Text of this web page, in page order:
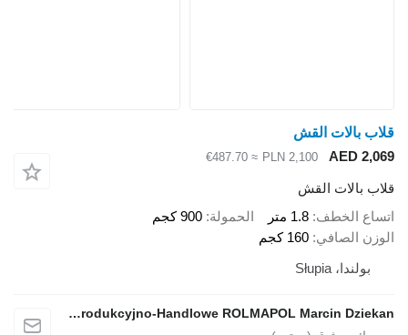
قلاب بالات القش
AED 2,069
PLN 2,100
≈ €487.70
قلاب بالات القش
اتساع الخطف 1.8 متر الحمولة 900 كجم
الوزن الصافي 160 كجم
بولندا، Słupia
Przedsiębiorstwo Produkcyjno-Handlowe ROLMAPOL Marcin Dziekan